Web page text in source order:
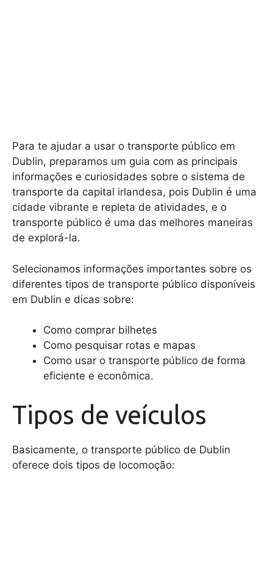
Para te ajudar a usar o transporte público em
Dublin, preparamos um guia com as principais
informações e curiosidades sobre o sistema de
transporte da capital irlandesa, pois Dublin é uma
cidade vibrante e repleta de atividades, e o
transporte público é uma das melhores maneiras
de explorá-la.
Selecionamos informações importantes sobre os
diferentes tipos de transporte público disponíveis
em Dublin e dicas sobre:
Como comprar bilhetes
Como pesquisar rotas e mapas
Como usar o transporte público de forma
eficiente e econômica.
Tipos de veículos
Basicamente, o transporte público de Dublin
oferece dois tipos de locomoção: